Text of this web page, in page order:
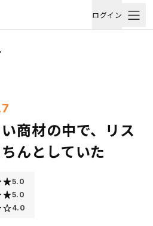
ログイン
商材の中で、リス
んとしていた
5.0
5.0
4.0